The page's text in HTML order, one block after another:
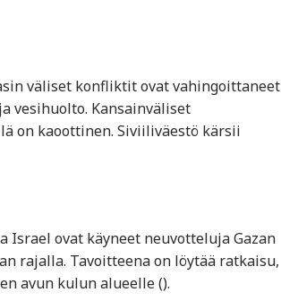
väliset konfliktit ovat vahingoittaneet
vesihuolto. Kansainväliset
on kaoottinen. Siviiliväestö kärsii
ovat käyneet neuvotteluja Gazan
rajalla. Tavoitteena on löytää ratkaisu,
avun kulun alueelle​ ()​.